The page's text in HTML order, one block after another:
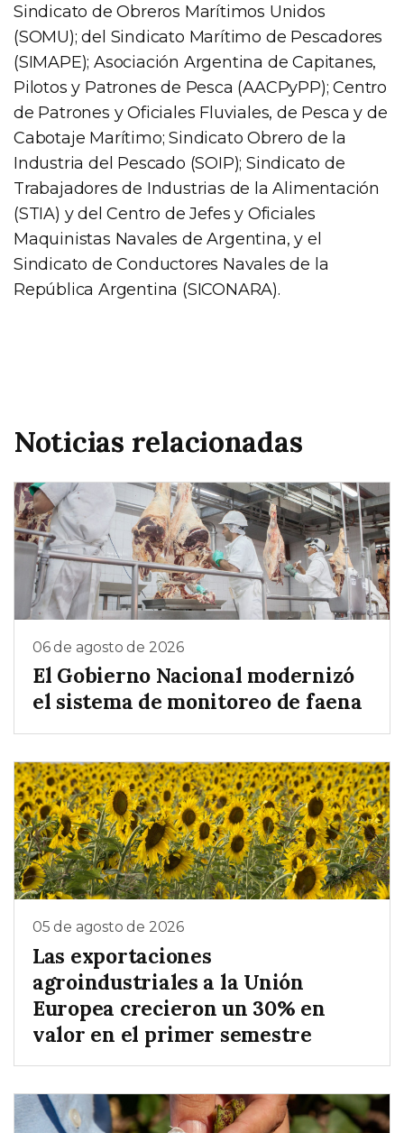
Sindicato de Obreros Marítimos Unidos
(SOMU); del Sindicato Marítimo de Pescadores
(SIMAPE); Asociación Argentina de Capitanes,
Pilotos y Patrones de Pesca (AACPyPP); Centro
de Patrones y Oficiales Fluviales, de Pesca y de
Cabotaje Marítimo; Sindicato Obrero de la
Industria del Pescado (SOIP); Sindicato de
Trabajadores de Industrias de la Alimentación
(STIA) y del Centro de Jefes y Oficiales
Maquinistas Navales de Argentina, y el
Sindicato de Conductores Navales de la
República Argentina (SICONARA).
Noticias relacionadas
06 de agosto de 2026
El Gobierno Nacional modernizó
el sistema de monitoreo de faena
05 de agosto de 2026
Las exportaciones
agroindustriales a la Unión
Europea crecieron un 30% en
valor en el primer semestre